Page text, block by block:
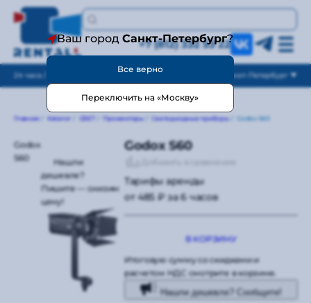
+7 (812) 332 53 22
24 часа / без выходных Санкт-Петербург
Главная Каталог СВЕТ Прожекторы Светодиодные приборы Godox S60
Godox
S60
Нашли
дешевле?
Пишите — снизим
цену!
Godox S60
Добавить в сравнение
Тарифы аренды
от 485 ₽ за 6 часов
В КОРЗИНУ
Итоговую сумму со скидками и
расчетом НДС смотрите в корзине.
Нашли дешевле? Сообщите!
Ваш городСанкт-Петербург?
Все верно
Переключить на «Москву»